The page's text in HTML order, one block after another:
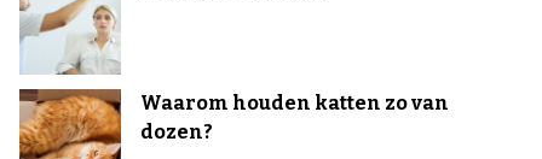
Waarom houden katten zo van
dozen?